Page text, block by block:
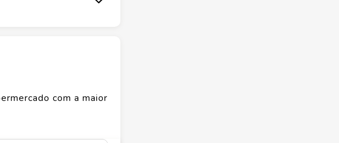
com a maior